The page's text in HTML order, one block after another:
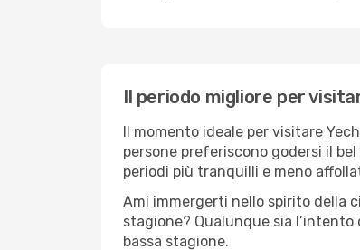
Il periodo migliore per
Il momento ideale per visitare
persone preferiscono godersi il
periodi più tranquilli e meno
Ami immergerti nello spirito della
stagione? Qualunque sia
bassa stagione.